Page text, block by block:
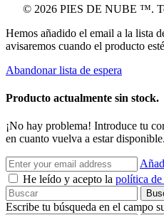
© 2026 PIES DE NUBE ™.
Hemos añadido el email a la lista
avisaremos cuando el producto
Abandonar lista de espera
Producto actualmente sin stock.
¡No hay problema! Introduce tu
en cuanto vuelva a estar disponible.
He leído y acepto la política
Escribe tu búsqueda en el campo